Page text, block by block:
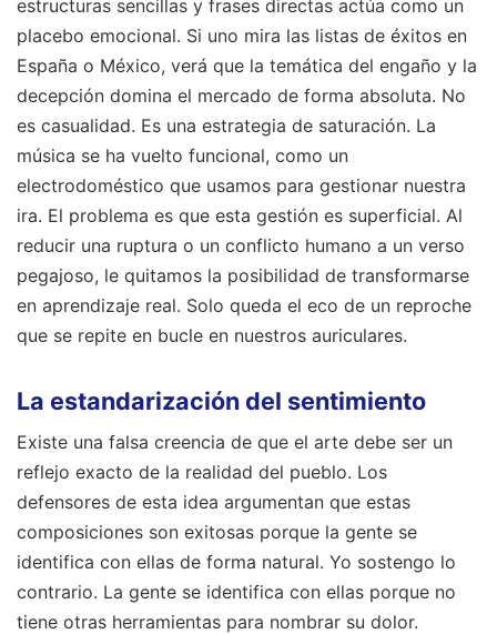
estructuras sencillas y frases directas actúa como un
placebo emocional. Si uno mira las listas de éxitos en
España o México, verá que la temática del engaño y la
decepción domina el mercado de forma absoluta. No
es casualidad. Es una estrategia de saturación. La
música se ha vuelto funcional, como un
electrodoméstico que usamos para gestionar nuestra
ira. El problema es que esta gestión es superficial. Al
reducir una ruptura o un conflicto humano a un verso
pegajoso, le quitamos la posibilidad de transformarse
en aprendizaje real. Solo queda el eco de un reproche
que se repite en bucle en nuestros auriculares.
La estandarización del sentimiento
Existe una falsa creencia de que el arte debe ser un
reflejo exacto de la realidad del pueblo. Los
defensores de esta idea argumentan que estas
composiciones son exitosas porque la gente se
identifica con ellas de forma natural. Yo sostengo lo
contrario. La gente se identifica con ellas porque no
tiene otras herramientas para nombrar su dolor.